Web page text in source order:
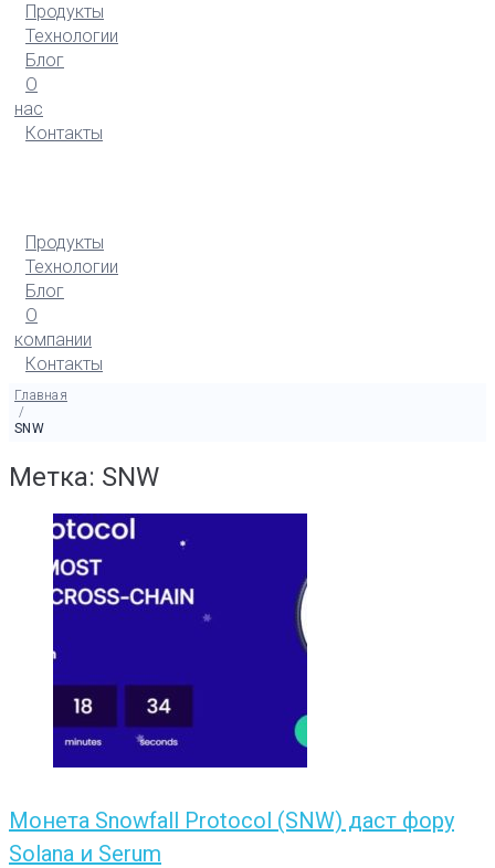
Продукты
Технологии
Блог
О
нас
Контакты
Продукты
Технологии
Блог
О
компании
Контакты
Главная
/
SNW
Метка: SNW
Монета Snowfall Protocol (SNW) даст фору
Solana и Serum